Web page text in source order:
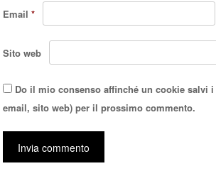
Email*
Sito web
Do il mio consenso affinché un cookie salvi
email, sito web) per il prossimo commento.